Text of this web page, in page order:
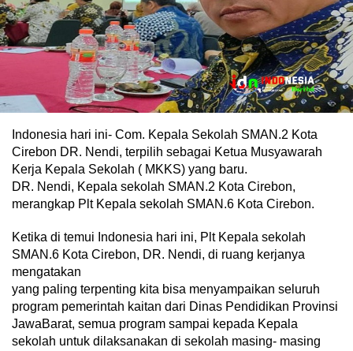
Indonesia hari ini- Com. Kepala Sekolah SMAN.2 Kota
Cirebon DR. Nendi, terpilih sebagai Ketua Musyawarah
Kerja Kepala Sekolah ( MKKS) yang baru.
DR. Nendi, Kepala sekolah SMAN.2 Kota Cirebon,
merangkap Plt Kepala sekolah SMAN.6 Kota Cirebon.
Ketika di temui Indonesia hari ini, Plt Kepala sekolah
SMAN.6 Kota Cirebon, DR. Nendi, di ruang kerjanya
mengatakan
yang paling terpenting kita bisa menyampaikan seluruh
program pemerintah kaitan dari Dinas Pendidikan Provinsi
JawaBarat, semua program sampai kepada Kepala
sekolah untuk dilaksanakan di sekolah masing- masing